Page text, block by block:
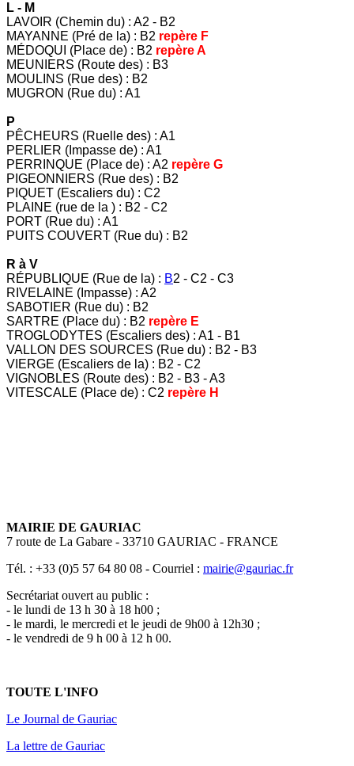
L - M
LAVOIR (Chemin du) : A2 - B2
MAYANNE (Pré de la) : B2 repère F
MÉDOQUI (Place de) : B2 repère A
MEUNIERS (Route des) : B3
MOULINS (Rue des) : B2
MUGRON (Rue du) : A1
P
PÊCHEURS (Ruelle des) : A1
PERLIER (Impasse de) : A1
PERRINQUE (Place de) : A2 repère G
PIGEONNIERS (Rue des) : B2
PIQUET (Escaliers du) : C2
PLAINE (rue de la ) : B2 - C2
PORT (Rue du) : A1
PUITS COUVERT (Rue du) : B2
R à V
RÉPUBLIQUE (Rue de la) : B2 - C2 - C3
RIVELAINE (Impasse) : A2
SABOTIER (Rue du) : B2
SARTRE (Place du) : B2 repère E
TROGLODYTES (Escaliers des) : A1 - B1
VALLON DES SOURCES (Rue du) : B2 - B3
VIERGE (Escaliers de la) : B2 - C2
VIGNOBLES (Route des) : B2 - B3 - A3
VITESCALE (Place de) : C2 repère H
MAIRIE DE GAURIAC
7 route de La Gabare - 33710 GAURIAC - FRANCE
Tél. : +33 (0)5 57 64 80 08 - Courriel : mairie@gauriac.fr
Secrétariat ouvert au public :
- le lundi de 13 h 30 à 18 h00 ;
- le mardi, le mercredi et le jeudi de 9h00 à 12h30 ;
- le vendredi de 9 h 00 à 12 h 00.
TOUTE L'INFO
Le Journal de Gauriac
La lettre de Gauriac